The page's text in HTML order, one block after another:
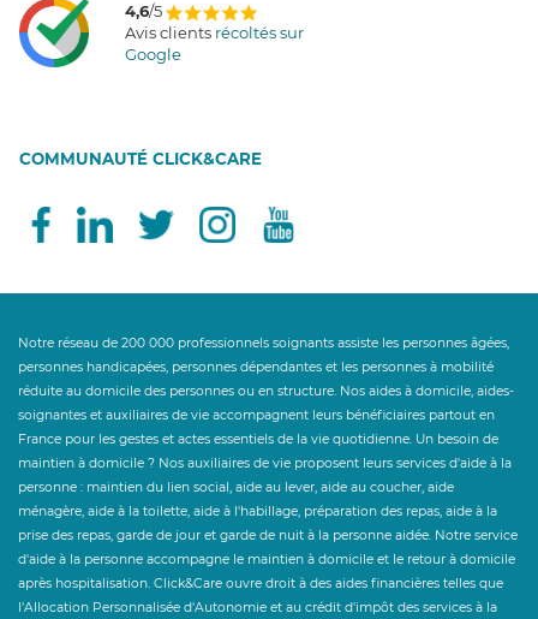
4,6/5
Avis clients récoltés sur
Google
COMMUNAUTÉ CLICK&CARE
Notre réseau de 200 000 professionnels soignants assiste les personnes âgées,
personnes handicapées, personnes dépendantes et les personnes à mobilité
réduite au domicile des personnes ou en structure. Nos aides à domicile, aides-
soignantes et auxiliaires de vie accompagnent leurs bénéficiaires partout en
France pour les gestes et actes essentiels de la vie quotidienne. Un besoin de
maintien à domicile ? Nos auxiliaires de vie proposent leurs services d'aide à la
personne : maintien du lien social, aide au lever, aide au coucher, aide
ménagère, aide à la toilette, aide à l'habillage, préparation des repas, aide à la
prise des repas, garde de jour et garde de nuit à la personne aidée. Notre service
d'aide à la personne accompagne le maintien à domicile et le retour à domicile
après hospitalisation. Click&Care ouvre droit à des aides financières telles que
l'Allocation Personnalisée d'Autonomie et au crédit d'impôt des services à la